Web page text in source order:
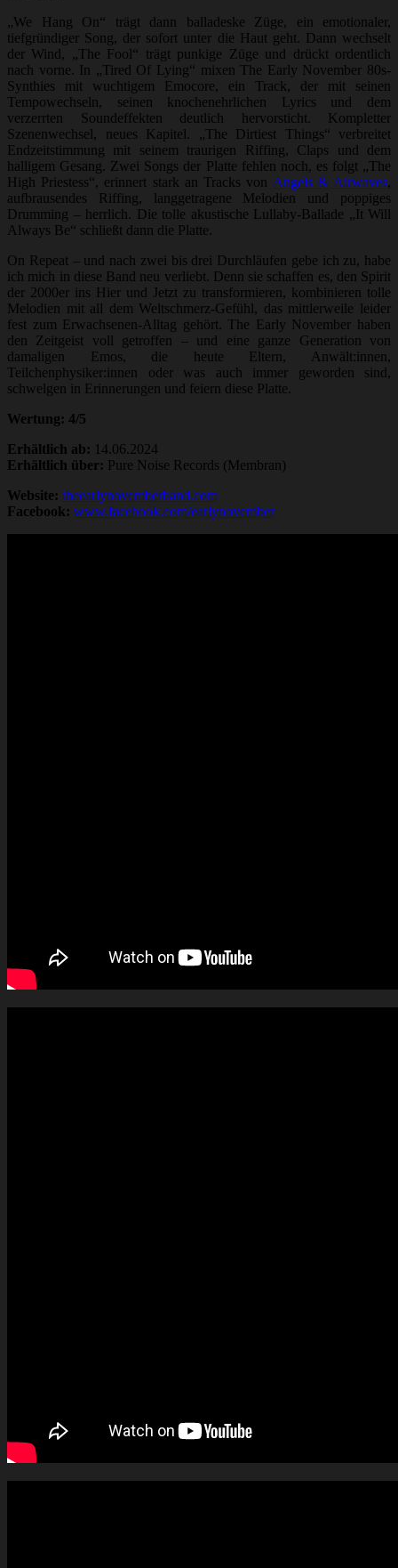
„We Hang On“ trägt dann balladeske Züge, ein emotionaler,
tiefgründiger Song, der sofort unter die Haut geht. Dann wechselt
der Wind, „The Fool“ trägt punkige Züge und drückt ordentlich
nach vorne. In „Tired Of Lying“ mixen The Early November 80s-
Synthies mit wuchtigem Emocore, ein Track, der mit seinen
Tempowechseln, seinen knochenehrlichen Lyrics und dem
verzerrten Soundeffekten deutlich hervorsticht. Kompletter
Szenenwechsel, neues Kapitel. „The Dirtiest Things“ verbreitet
Endzeitstimmung mit seinem traurigen Riffing, Claps und dem
halligem Gesang. Zwei Songs der Platte fehlen noch, es folgt „The
High Priestess“, erinnert stark an Tracks von Angels & Airwaves,
aufbrausendes Riffing, langgetragene Melodien und poppiges
Drumming – herrlich. Die tolle akustische Lullaby-Ballade „It Will
Always Be“ schließt dann die Platte.
On Repeat – und nach zwei bis drei Durchläufen gebe ich zu, habe
ich mich in diese Band neu verliebt. Denn sie schaffen es, den Spirit
der 2000er ins Hier und Jetzt zu transformieren, kombinieren tolle
Melodien mit all dem Weltschmerz-Gefühl, das mittlerweile leider
fest zum Erwachsenen-Alltag gehört. The Early November haben
den Zeitgeist voll getroffen – und eine ganze Generation von
damaligen Emos, die heute Eltern, Anwält:innen,
Teilchenphysiker:innen oder was auch immer geworden sind,
schwelgen in Erinnerungen und feiern diese Platte.
Wertung: 4/5
Erhältlich ab: 14.06.2024
Erhältlich über: Pure Noise Records (Membran)
Website: theearlynovemberband.com
Facebook: www.facebook.com/earlynovember